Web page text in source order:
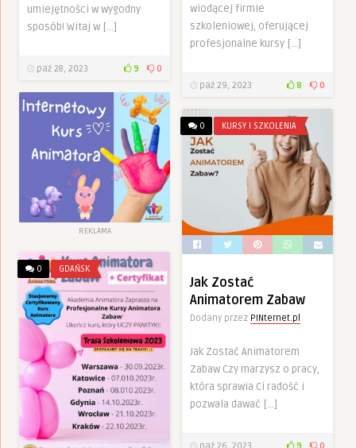
wiodącej firmie
szkoleniowej, oferującej
profesjonalne kursy […]
paź 29, 2023 8 0
umiejętności w wygodny
sposób! Witaj w […]
paź 28, 2023 9 0
REKLAMA
0 KURSY I SZKOLENIA
Jak Zostać
Animatorem Zabaw
Dodany przez PINternet.pl
Jak Zostać Animatorem
Zabaw Czy marzysz o pracy,
która sprawia Ci radość i
pozwala dawać […]
0 GDAŃSK